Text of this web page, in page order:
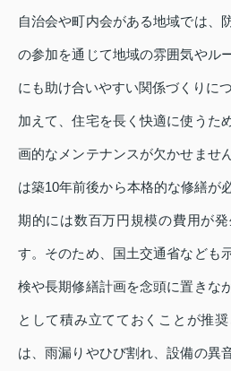
自治会や町内会がある地域では、
の参加を通じて地域の雰囲気やル
にも助け合いやすい関係づくりに
加えて、住宅を長く快適に使うた
画的なメンテナンスが欠かせませ
は築10年前後から本格的な修繕が
期的には数百万円規模の費用が
す。そのため、国土交通省なども
検や長期修繕計画を念頭に置きな
として積み立てておくことが推
は、雨漏りやひび割れ、設備の異